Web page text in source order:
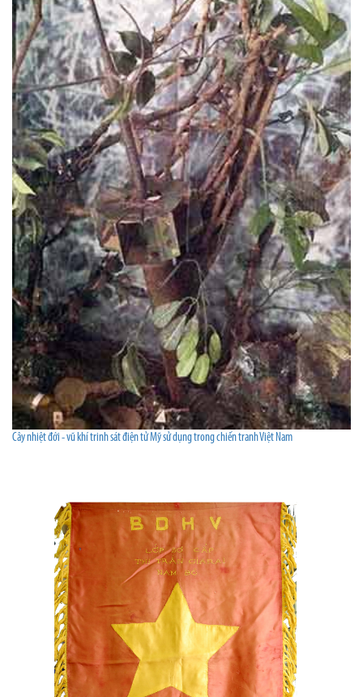
Cây nhiệt đới - vũ khí trinh sát điện tử Mỹ sử dụng trong chiến tranh Việt Nam